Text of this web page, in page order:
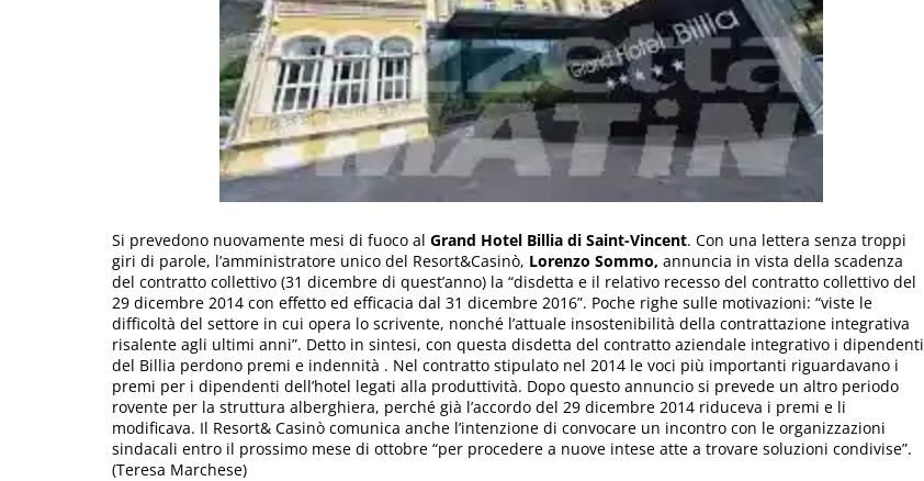
Si prevedono nuovamente mesi di fuoco al Grand Hotel Billia di Saint-Vincent. Con una lettera senza troppi
giri di parole, l’amministratore unico del Resort&Casinò, Lorenzo Sommo, annuncia in vista della scadenza
del contratto collettivo (31 dicembre di quest’anno) la “disdetta e il relativo recesso del contratto collettivo del
29 dicembre 2014 con effetto ed efficacia dal 31 dicembre 2016”. Poche righe sulle motivazioni: “viste le
difficoltà del settore in cui opera lo scrivente, nonché l’attuale insostenibilità della contrattazione integrativa
risalente agli ultimi anni”. Detto in sintesi, con questa disdetta del contratto aziendale integrativo i dipendenti
del Billia perdono premi e indennità . Nel contratto stipulato nel 2014 le voci più importanti riguardavano i
premi per i dipendenti dell’hotel legati alla produttività. Dopo questo annuncio si prevede un altro periodo
rovente per la struttura alberghiera, perché già l’accordo del 29 dicembre 2014 riduceva i premi e li
modificava. Il Resort& Casinò comunica anche l’intenzione di convocare un incontro con le organizzazioni
sindacali entro il prossimo mese di ottobre “per procedere a nuove intese atte a trovare soluzioni condivise”.
(Teresa Marchese)